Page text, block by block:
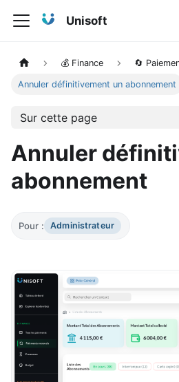
Unisoft
💰 Finance 🔄
Annuler définitivement un abonnement
Sur cette page
Annuler
abonnement
Pour : Administrateur